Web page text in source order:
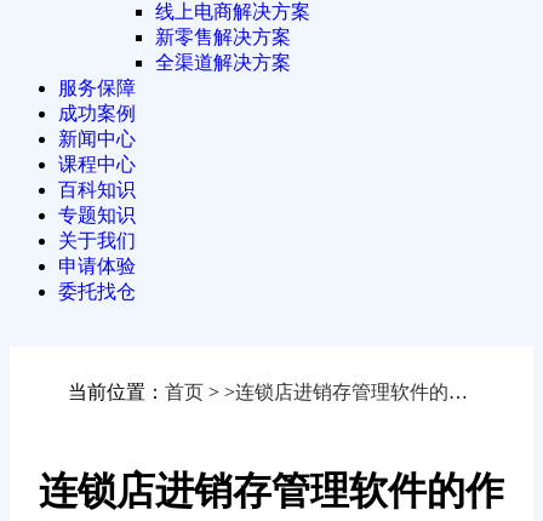
线上电商解决方案
新零售解决方案
全渠道解决方案
服务保障
成功案例
新闻中心
课程中心
百科知识
专题知识
关于我们
申请体验
委托找仓
当前位置： 首页 > >连锁店进销存管理软件的作用
连锁店进销存管理软件的作